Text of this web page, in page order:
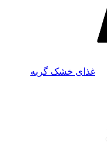
غذای خشک گربه